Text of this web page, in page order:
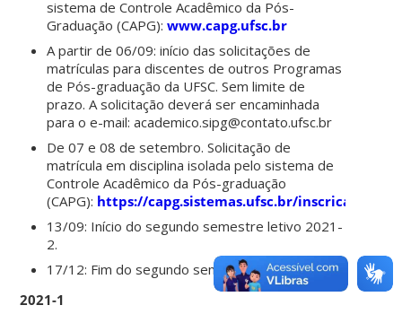
sistema de Controle Acadêmico da Pós-
Graduação (CAPG):www.capg.ufsc.br
A partir de 06/09: início das solicitações de
matrículas para discentes de outros Programas
de Pós-graduação da UFSC. Sem limite de
prazo. A solicitação deverá ser encaminhada
para o e-mail: academico.sipg@contato.ufsc.br
De 07 e 08 de setembro. Solicitação de
matrícula em disciplina isolada pelo sistema de
Controle Acadêmico da Pós-graduação
(CAPG): https://capg.sistemas.ufsc.br/inscricao/
13/09: Início do segundo semestre letivo 2021-
2.
17/12: Fim do segundo semestre letivo 2021-2.
2021-1